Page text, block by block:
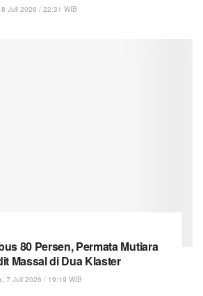
8 Juli 2026 / 22:31 WIB
80 Persen, Permata Mutiara
Massal di Dua Klaster
7 Juli 2026 / 19:19 WIB